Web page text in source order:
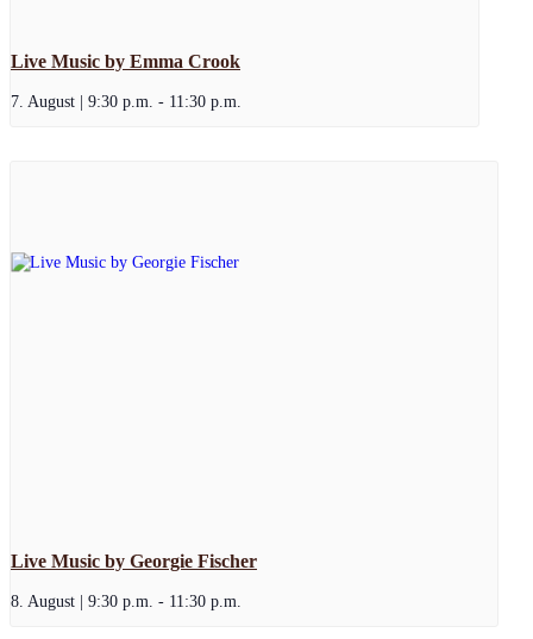
Live Music by Emma Crook
7. August | 9:30 p.m. - 11:30 p.m.
Live Music by Georgie Fischer
8. August | 9:30 p.m. - 11:30 p.m.